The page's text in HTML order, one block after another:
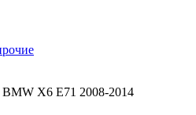
X6 E71 2008-2014